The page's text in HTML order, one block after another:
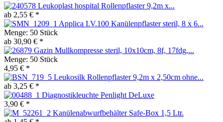
Leukoplast hospital Rollenpflaster 9,2m x...
ab 2,55 € *
Applica I.V.100 Kanülenpflaster steril, 8 x 6...
Menge: 50 Stück
ab 30,90 € *
Gazin Mullkompresse steril, 10x10cm, 8f, 17fdg,...
Menge: 50 Stück
4,95 € *
Leukosilk Rollenpflaster 9,2m x 2,50cm ohne...
ab 3,25 € *
Diagnostikleuchte Penlight DeLuxe
3,90 € *
Kanülenabwurfbehälter Safe-Box 1,5 Ltr.